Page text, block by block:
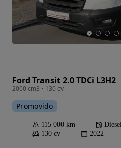
Ford Transit 2.0 TDCi L3H2
2000 cm3 • 130 cv
Promovido
115 000 km Diesel
130 cv
2022